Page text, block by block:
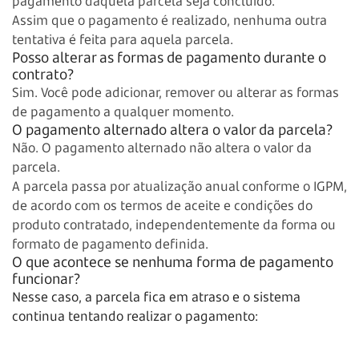
Assim que o pagamento é realizado, nenhuma outra
tentativa é feita para aquela parcela.
Posso alterar as formas de pagamento durante o
contrato?
Sim. Você pode adicionar, remover ou alterar as formas
de pagamento a qualquer momento.
O pagamento alternado altera o valor da parcela?
Não. O pagamento alternado não altera o valor da
parcela.
A parcela passa por atualização anual conforme o IGPM,
de acordo com os termos de aceite e condições do
produto contratado, independentemente da forma ou
formato de pagamento definida.
O que acontece se nenhuma forma de pagamento
funcionar?
Nesse caso, a parcela fica em atraso e o sistema
continua tentando realizar o pagamento: